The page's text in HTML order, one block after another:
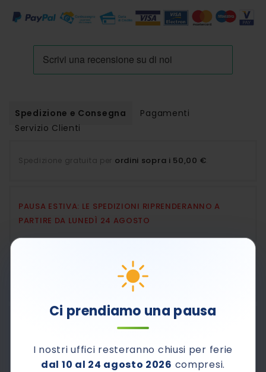
Ci prendiamo una pausa
I nostri uffici resteranno chiusi per ferie
dal 10 al 24 agosto 2026 compresi.
Spedizione e Consegna
Pagamenti
Servizio Clienti
Spedizione gratuita per ordini sopra i 50,00 €
PAUSA ESTIVA: LE SPEDIZIONI RIPRENDERANNO A
PARTIRE DA LUNEDÌ 24 AGOSTO
Pagamenti sicuri con Carta di Credito, PayPal e
Contattaci al numero verde800-510661
alle 17.00